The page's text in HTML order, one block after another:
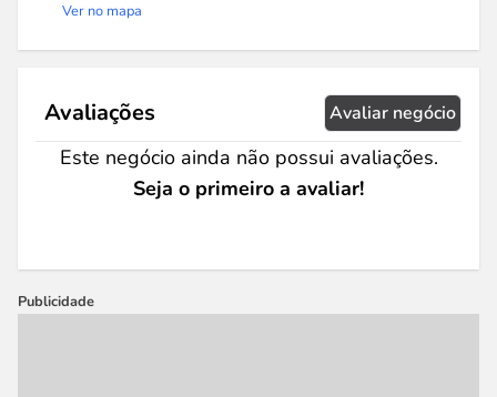
Ver no mapa
Avaliações Avaliar negócio
Este negócio ainda não possui avaliações.
Seja o primeiro a avaliar!
Publicidade